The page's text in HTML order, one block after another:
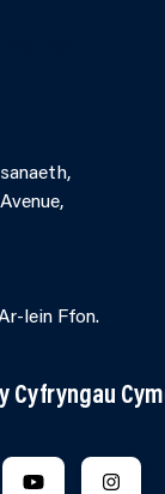
lein Ffon.
Cyfryngau
LINKEDIN
US ON
FOLLOW US